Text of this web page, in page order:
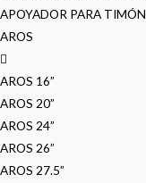
APOYADOR PARA TIMÓN
AROS
AROS 16”
AROS 20”
AROS 24”
AROS 26”
AROS 27.5”